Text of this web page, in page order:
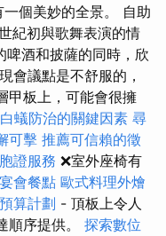
個美妙的全景。 自助
紀初與歌舞表演的情
啤酒和披薩的同時，欣
會議點是不舒服的，
甲板上，可能會很擁
蟻防治的關鍵因素 尋
可擊 推薦可信賴的徵
證服務 ❌室外座椅有
會餐點 歐式料理外燴
算計劃 - 頂板上令人
順序提供。 探索數位